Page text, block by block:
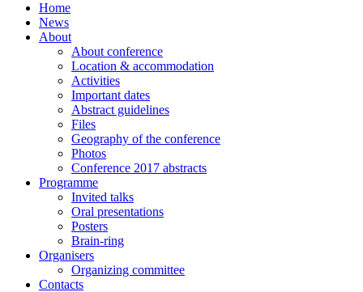
Home
News
About
About conference
Location & accommodation
Activities
Important dates
Abstract guidelines
Files
Geography of the conference
Photos
Conference 2017 abstracts
Programme
Invited talks
Oral presentations
Posters
Brain-ring
Organisers
Organizing committee
Contacts